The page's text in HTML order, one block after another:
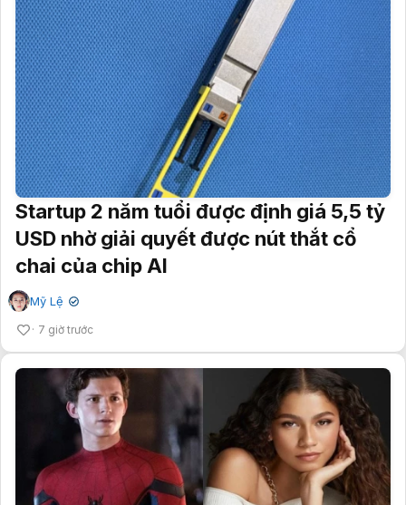
Startup 2 năm tuổi được định giá 5,5 tỷ
USD nhờ giải quyết được nút thắt cổ
chai của chip AI
Mỹ Lệ ✔
7 giờ trước